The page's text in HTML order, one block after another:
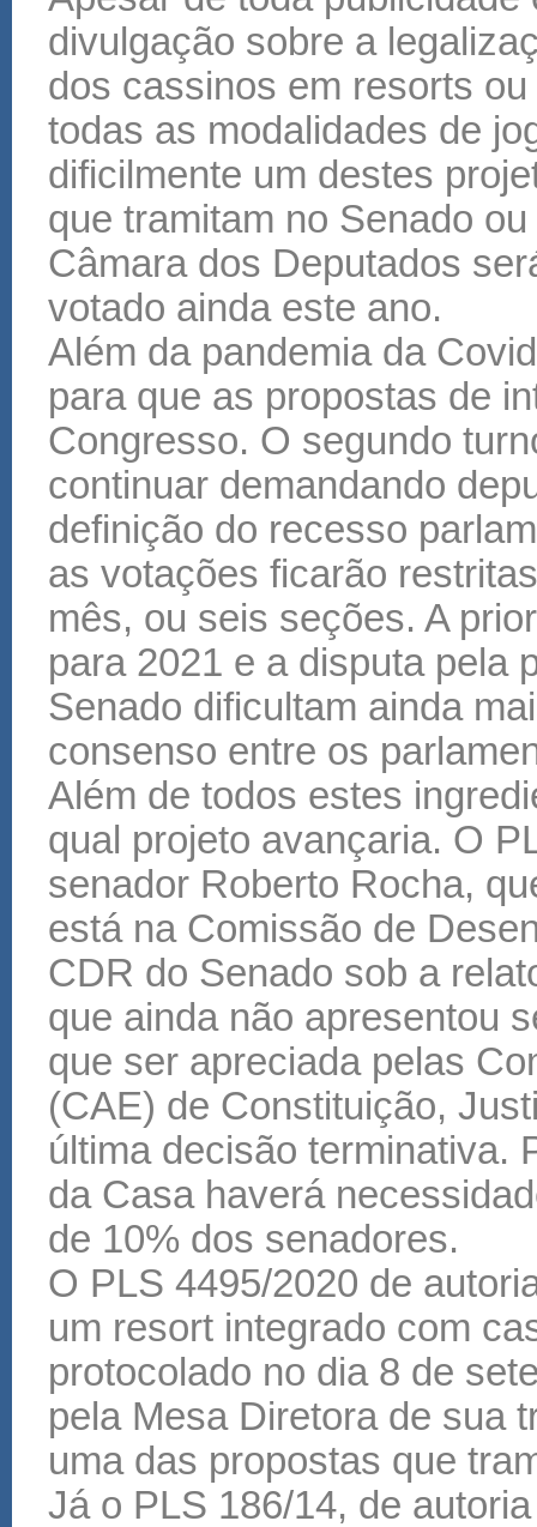
divulgação sobre a
dos cassinos em resorts ou
todas as modalidades de
dificilmente um destes
que tramitam no Senado ou
Câmara dos Deputados
votado ainda este ano.
Além da pandemia da
para que as propostas de
Congresso. O segundo
continuar demandando
definição do recesso
as votações ficarão
mês, ou seis seções. A
para 2021 e a disputa pela
Senado dificultam ainda
consenso entre os
Além de todos estes
qual projeto avançaria. O
senador Roberto Rocha,
está na Comissão de
CDR do Senado sob a
que ainda não apresentou
que ser apreciada pelas
(CAE) de Constituição,
última decisão terminativa.
da Casa haverá
de 10% dos senadores.
O PLS 4495/2020 de
um resort integrado com
protocolado no dia 8 de
pela Mesa Diretora de sua
uma das propostas que
Já o PLS 186/14, de